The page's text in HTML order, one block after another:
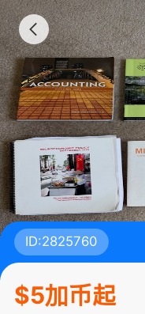
ID:2825760
$5加币起